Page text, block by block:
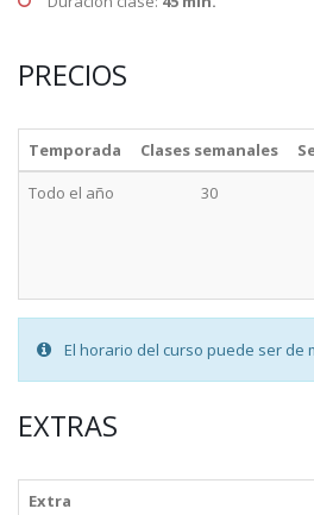
PRECIOS
Temporada Clases semanales
Todo el año 30
El horario del curso puede ser de
EXTRAS
Extra